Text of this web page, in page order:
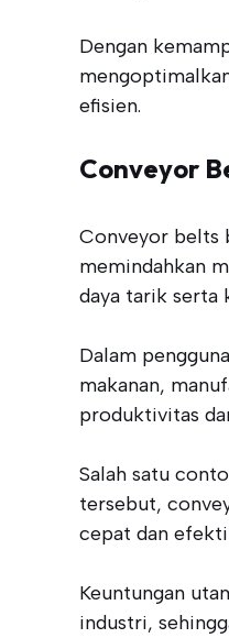
Dengan
efisien.
Conveyor
Conveyor belts
memindahkan
daya tarik serta
Dalam
makanan,
produktivitas
Salah satu
tersebut,
cepat dan
Keuntungan
industri,